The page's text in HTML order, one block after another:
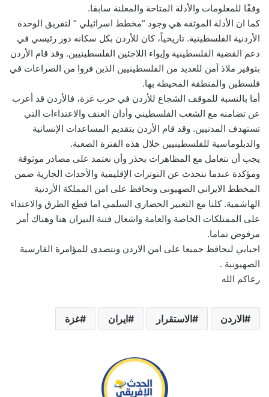
وفقًا للمعلومات والأدلة المتاحة والمعلنة سابقا.
كما ان الأدلة الموثقه هي وجود “مخطط اسرائيلي ” لتفريق الوحدة
الأردنية الفلسطينية. تاريخياً، كان للأردن بكل سكانه دور رئيسي في
دعم القضية الفلسطينية وإيواء اللاجئين الفلسطينيين. وقد قام الأردن
بتوفير ملاذ آمن للعديد من الفلسطينيين الذين فروا من الصراعات في
فلسطين والمنطقة المحيطة بها.
أما بالنسبة للموقف الشجاع للأردن في حرب غزة، فالأردن قد أعرب
عن تضامنه مع الشعب الفلسطيني وأدان العنف والاعتداءات التي
تستهدف المدنيين. وقد قام الأردن بتقديم المساعدات الإنسانية
والدبلوماسية للفلسطينيين خلال هذه الفترة الصعبة.
يجب أن نتعامل مع المظاهرات بحذر وأن نعتمد على مصادر موثوقة
ومؤكدة عندما نتحدث عن التوترات الإقليمية والأحداث الجارية ضمن
المخطط الايراني الصهيونى ونحافظ على امن المملكة الأردنية
الهاشمية. كلنا مع التعبير الحضاري السلمي اما قطع الطرق والاعتداء
على الممتلكات الخاصة والعامة واشعال فتنة النيران هنا وهناك أمر
مرفوض تماما.
احبابي لنحافظ جميعا على امن الاردن ونتصدى للمؤامرة الفارسية
الصهيونبة .
رعاكم الله
الاردن الاستقرار ايران غزة